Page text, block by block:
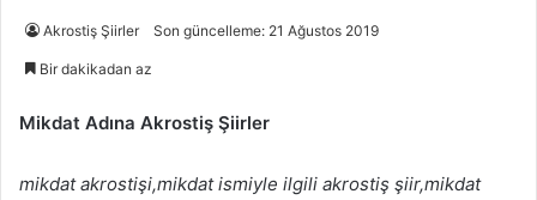
Akrostiş Şiirler Son güncelleme: 21 Ağustos 2019
Bir dakikadan az
Mikdat Adına Akrostiş Şiirler
mikdat akrostişi,mikdat ismiyle ilgili akrostiş şiir,mikdat